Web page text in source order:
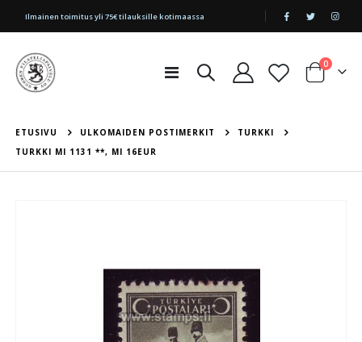
|
Ilmainen toimitus yli 75€ tilauksille kotimaassa
Toggle
Cart
0tuotetta
ETUSIVU ULKOMAIDEN POSTIMERKIT
TURKKI
TURKKI MI 1131 **, MI 16EUR